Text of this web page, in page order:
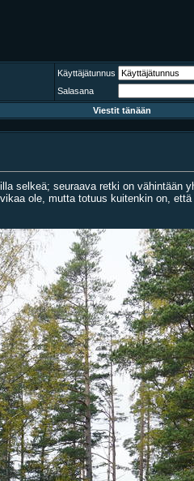
Käyttäjätunnus
Salasana
Viestit tänään
selkeä; seuraava retki on vähintään
ole, mutta totuus kuitenkin on,